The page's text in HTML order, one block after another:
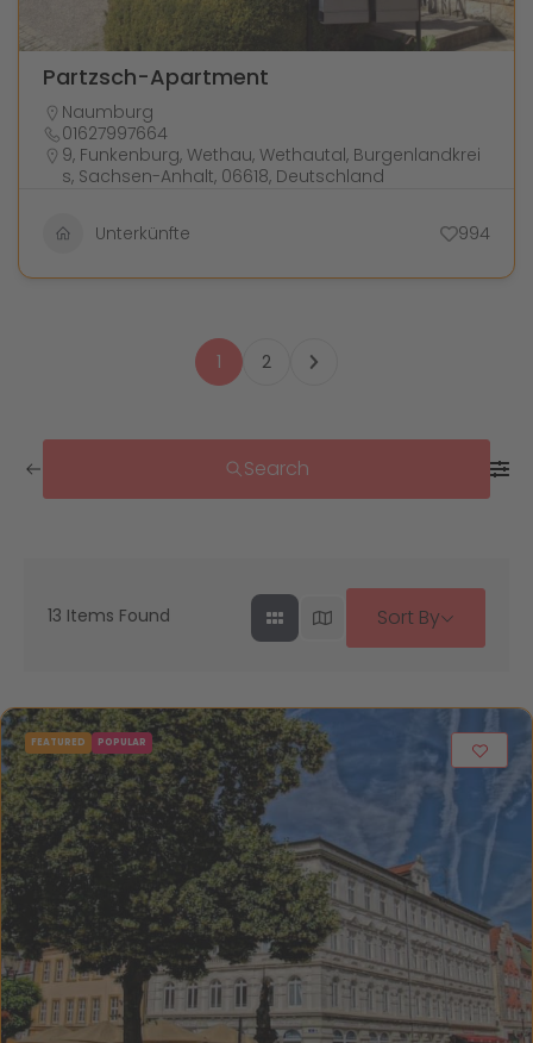
Partzsch-Apartment
Naumburg
01627997664
9, Funkenburg, Wethau, Wethautal, Burgenlandkrei
s, Sachsen-Anhalt, 06618, Deutschland
Unterkünfte 994
1 2
Search
13 Items Found Sort By
FEATURED POPULAR